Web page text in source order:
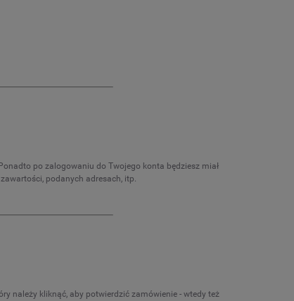
po zalogowaniu do Twojego konta będziesz miał
podanych adresach, itp.
należy kliknąć, aby potwierdzić zamówienie - wtedy też